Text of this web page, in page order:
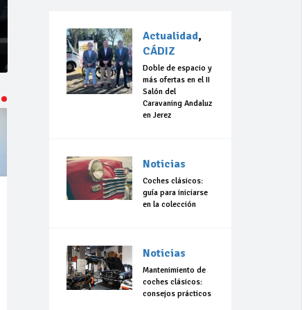
Actualidad,
CÁDIZ
Doble de espacio y
más ofertas en el II
Salón del
Caravaning Andaluz
en Jerez
Noticias
Coches clásicos:
guía para iniciarse
en la colección
Noticias
Mantenimiento de
coches clásicos:
consejos prácticos